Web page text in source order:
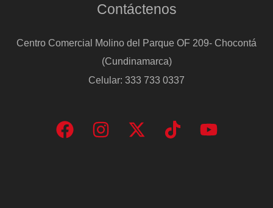
Contáctenos
Centro Comercial Molino del Parque OF 209- Chocontá
(Cundinamarca)
Celular: 333 733 0337